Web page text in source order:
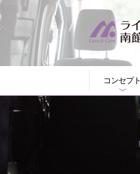
このページの本文へ
コンセプト